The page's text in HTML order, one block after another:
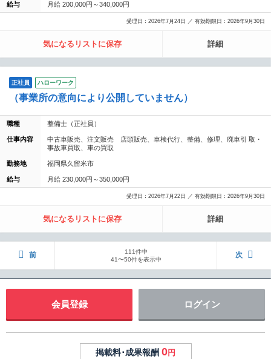
給与 月給 200,000円～340,000円
受理日：2026年7月24日 ／ 有効期限日：2026年9月30日
気になるリストに保存 詳細
正社員 ハローワーク
（事業所の意向により公開していません）
職種 整備士（正社員）
仕事内容
中古車販売、注文販売 店頭販売、車検代行、整備、修理、廃車引 取・
事故車買取、車の買取
勤務地 福岡県久留米市
給与 月給 230,000円～350,000円
受理日：2026年7月22日 ／ 有効期限日：2026年9月30日
気になるリストに保存 詳細
前
111件中
41〜50件を表示中
次
会員登録 ログイン
掲載料･成果報酬 0円